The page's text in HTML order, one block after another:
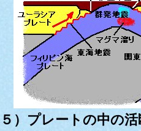
５）プレートの中の